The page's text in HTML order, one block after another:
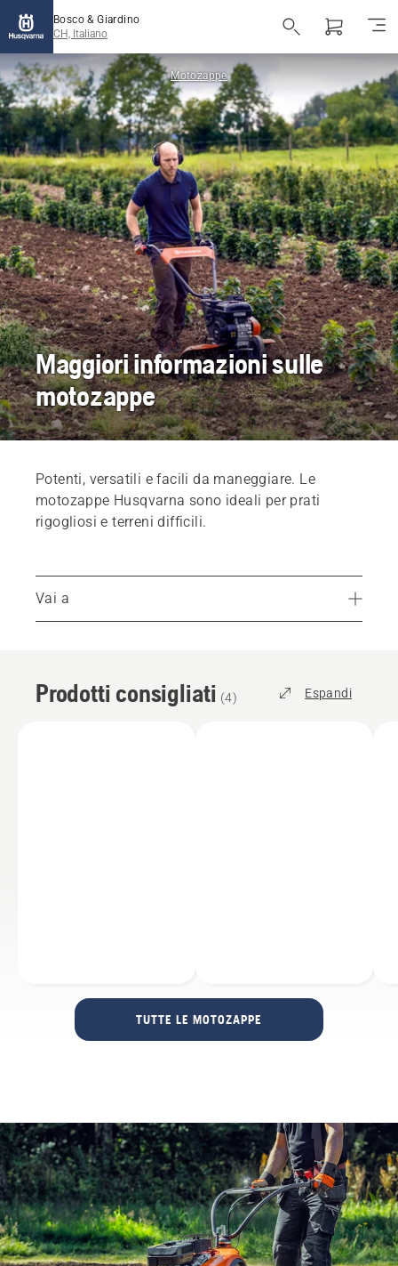
Bosco & Giardino
CH, Italiano
Motozappe
Maggiori informazioni sulle
motozappe
Potenti, versatili e facili da maneggiare. Le
motozappe Husqvarna sono ideali per prati
rigogliosi e terreni difficili.
Vai a
Prodotti consigliati
Ricambi e accessori
Prodotti consigliati (4) Espandi
TUTTE LE MOTOZAPPE